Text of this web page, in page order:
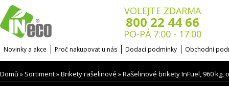
VOLEJTE ZDARMA
800 22 44 66
PO-PÁ 7:00 - 17:00
Novinky a akce Proč nakupovat u nás Dodací podmínky Obchodní
Domů » Sortiment»Brikety rašelinové »Rašelinové brikety InFuel, 960 kg,